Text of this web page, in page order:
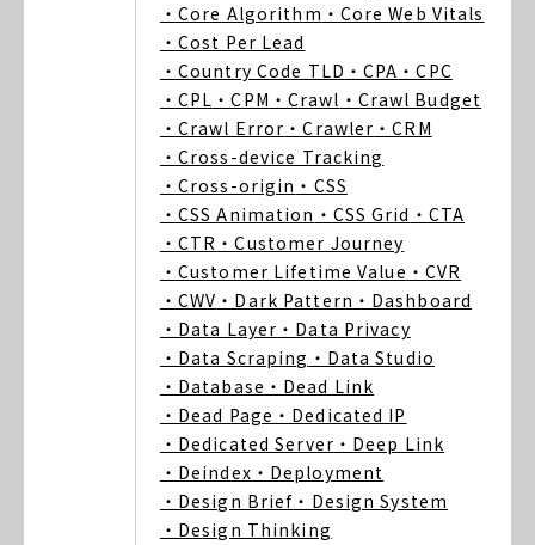
・Core Algorithm ・Core Web Vitals
・Cost Per Lead
・Country Code TLD ・CPA ・CPC
・CPL ・CPM ・Crawl ・Crawl Budget
・Crawl Error ・Crawler ・CRM
・Cross-device Tracking
・Cross-origin ・CSS
・CSS Animation ・CSS Grid ・CTA
・CTR ・Customer Journey
・Customer Lifetime Value ・CVR
・CWV ・Dark Pattern ・Dashboard
・Data Layer ・Data Privacy
・Data Scraping ・Data Studio
・Database ・Dead Link
・Dead Page ・Dedicated IP
・Dedicated Server ・Deep Link
・Deindex ・Deployment
・Design Brief ・Design System
・Design Thinking